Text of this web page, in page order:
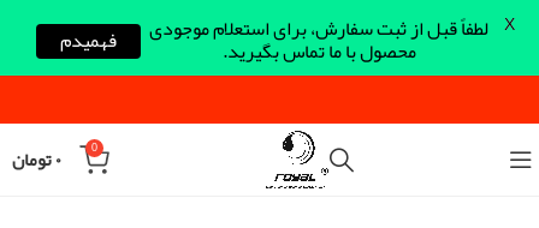
0 ۰تومان
لطفاً قبل از ثبت سفارش، برای استعلام موجودی
محصول با ما تماس بگیرید. فهمیدم X